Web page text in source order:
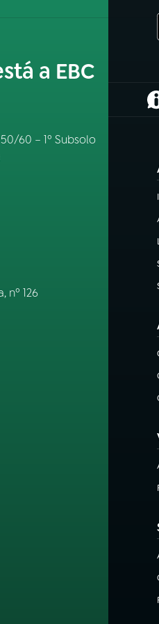
a EBC
60 – 1º Subsolo
nº 126